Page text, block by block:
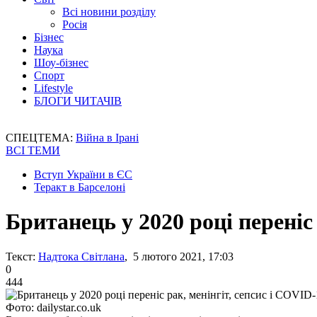
Всі новини розділу
Росія
Бізнес
Наука
Шоу-бізнес
Спорт
Lifestyle
БЛОГИ ЧИТАЧІВ
СПЕЦТЕМА: Війна в Ірані
ВСІ ТЕМИ
Вступ України в ЄС
Теракт в Барселоні
Британець у 2020 році
Текст: Надтока Світлана, 5 лютого 2021, 17:03
0
444
Фото: dailystar.co.uk